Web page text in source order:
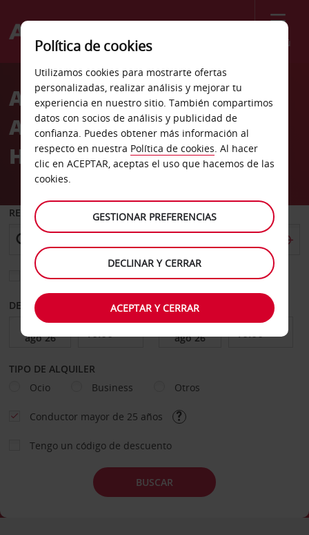
Menú
Welcome
AvisAlquiler de Coches
Aeropuerto de Londres
Heathrow T. 5 (LHR)
RECOGER EN
Elegir otra oficina de devolución
DESDE HASTA
TIPO DE ALQUILER
Ocio
Business Otros
Conductor mayor de 25 años
Tengo un código de descuento
BUSCAR
Política de cookies
Utilizamos cookies para mostrarte ofertas
personalizadas, realizar análisis y mejorar tu
experiencia en nuestro sitio. También compartimos
datos con socios de análisis y publicidad de
confianza. Puedes obtener más información al
respecto en nuestra Política de cookies. Al hacer
clic en ACEPTAR, aceptas el uso que hacemos de las
cookies.
GESTIONAR PREFERENCIAS
DECLINAR Y CERRAR
ACEPTAR Y CERRAR